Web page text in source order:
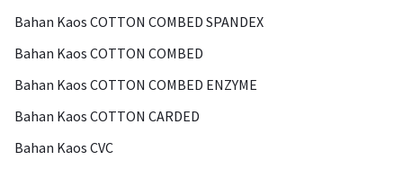
Bahan Kaos COTTON COMBED SPANDEX
Bahan Kaos COTTON COMBED
Bahan Kaos COTTON COMBED ENZYME
Bahan Kaos COTTON CARDED
Bahan Kaos CVC